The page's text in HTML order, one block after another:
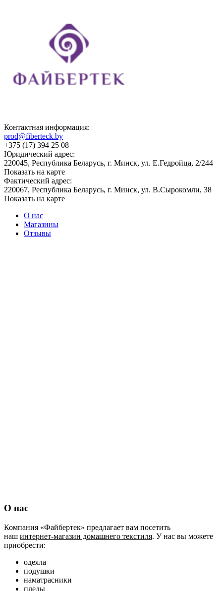
Контактная информация:
prod@fiberteck.by
+375 (17) 394 25 08
Юридический адрес:
220045, Республика Беларусь, г. Минск, ул. Е.Гедройца, 2/244
Показать на карте
Фактический адрес:
220067, Республика Беларусь, г. Минск, ул. В.Сырокомли, 38
Показать на карте
О нас
Магазины
Отзывы
О нас
Компания «Файбертек» предлагает вам посетить
наш интернет-магазин домашнего текстиля. У нас вы можете
приобрести:
одеяла
подушки
наматрасники
пледы